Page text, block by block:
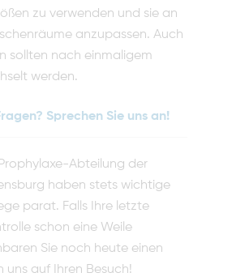
zu verwenden und sie an
anzupassen. Auch
sollten nach einmaligem
werden.
Sprechen Sie uns an!
Abteilung der
haben stets wichtige
parat. Falls Ihre letzte
schon eine Weile
Sie noch heute einen
uns auf Ihren Besuch!